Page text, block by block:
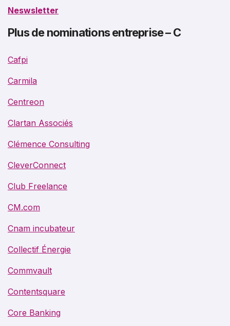
Neswsletter
Plus de nominations entreprise – C
Cafpi
Carmila
Centreon
Clartan Associés
Clémence Consulting
CleverConnect
Club Freelance
CM.com
Cnam incubateur
Collectif Énergie
Commvault
Contentsquare
Core Banking